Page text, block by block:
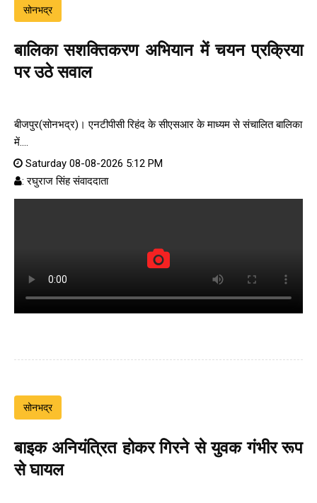
सोनभद्र
बालिका सशक्तिकरण अभियान में चयन प्रक्रिया
पर उठे सवाल
बीजपुर(सोनभद्र)। एनटीपीसी रिहंद के सीएसआर के माध्यम से संचालित बालिका
में....
Saturday 08-08-2026 5:12 PM
: रघुराज सिंह संवाददाता
सोनभद्र
बाइक अनियंत्रित होकर गिरने से युवक गंभीर रूप
से घायल